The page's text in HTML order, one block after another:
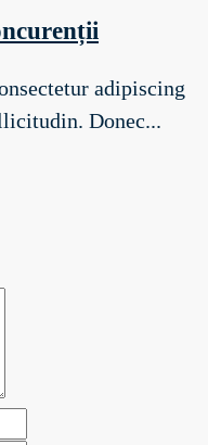
adipiscing
Donec...